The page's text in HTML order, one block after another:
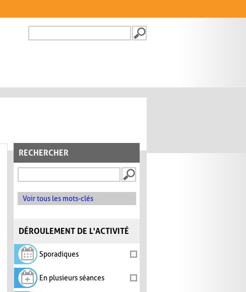
FORMULAIRE DE
RECHERCHER
Voir tous les mots-clés
DÉROULEMENT DE L'ACTIVITÉ
Sporadiques
En plusieurs séances